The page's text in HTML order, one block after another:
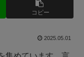
コピー
2025.05.01